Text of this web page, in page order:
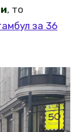
, то
за 36